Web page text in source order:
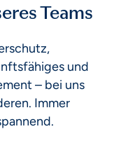
Teams
und
– bei uns
Immer